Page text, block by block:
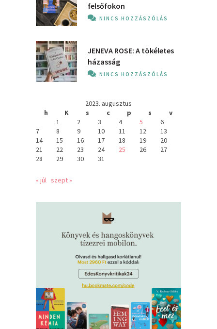
felsőfokon
NINCS HOZZÁSZÓLÁS
JENEVA ROSE: A ​tökéletes
házasság
NINCS HOZZÁSZÓLÁS
2023. augusztus
h
K s c p s
v
1
2 3 4 5
6
7
8 9 10 11 12
13
14
15 16 17 18 19
20
21
22 23 24 25 26
27
28
29 30 31
« júl szept »